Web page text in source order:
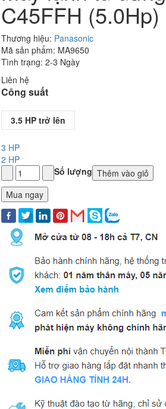
C45FFH (5.0Hp)
Thương hiệu: Panasonic
Mã sản phẩm: MA9650
Tình trạng: 2-3 Ngày
Liên hệ
Công suất
3.5 HP trở lên
3 HP
2 HP
Số lượng Thêm vào giỏ
Mua ngay